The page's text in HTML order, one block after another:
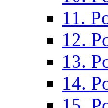
11.
12.
13.
14.